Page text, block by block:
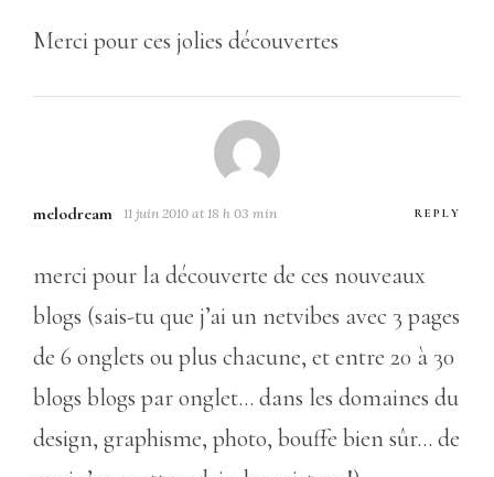
Merci pour ces jolies découvertes
melodream 11 juin 2010 at 18 h 03 min REPLY
merci pour la découverte de ces nouveaux
blogs (sais-tu que j’ai un netvibes avec 3 pages
de 6 onglets ou plus chacune, et entre 20 à 30
blogs blogs par onglet… dans les domaines du
design, graphisme, photo, bouffe bien sûr… de